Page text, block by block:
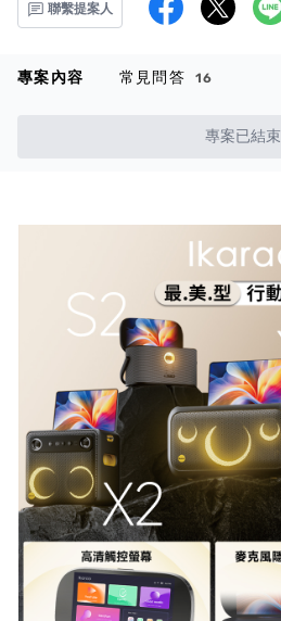
聯繫提案人
專案內容 常見問答 16
專案已結束